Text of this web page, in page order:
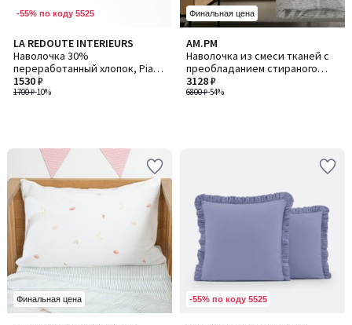
-55% по коду 5525
LA REDOUTE INTERIEURS
Наволочка 30%
переработанный хлопок, Piaro
/ Пиаро
1700 ₽-10%
1530 ₽
Финальная цена
AM.PM
Наволочка из смеси тканей с
преобладанием стираного
льна, JOSELIA / ДЖОЗЕЛИЯ
6800 ₽-54%
3128 ₽
Финальная цена -55% по коду 5525